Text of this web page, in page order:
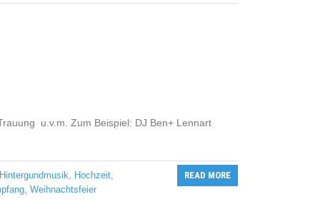
u.v.m. Zum Beispiel: DJ Ben+ Lennart
Hintergundmusik, Hochzeit,
, Weihnachtsfeier
READ MORE